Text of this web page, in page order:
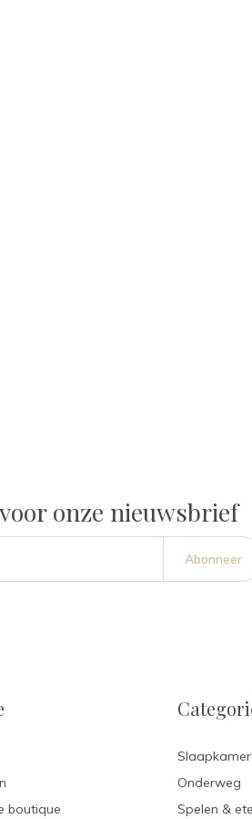
onze nieuwsbrief
Abonneer
boutique
Slaapkamer
Onderweg
Spelen &